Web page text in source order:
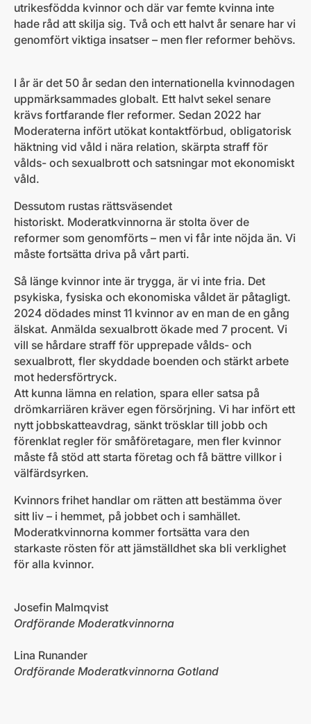
utrikesfödda kvinnor och där var femte kvinna inte
hade råd att skilja sig. Två och ett halvt år senare har vi
genomfört viktiga insatser – men fler reformer behövs.
I år är det 50 år sedan den internationella kvinnodagen
uppmärksammades globalt. Ett halvt sekel senare
krävs fortfarande fler reformer. Sedan 2022 har
Moderaterna infört utökat kontaktförbud, obligatorisk
häktning vid våld i nära relation, skärpta straff för
vålds- och sexualbrott och satsningar mot ekonomiskt
våld.
Dessutom rustas rättsväsendet
historiskt. Moderatkvinnorna är stolta över de
reformer som genomförts – men vi får inte nöjda än. Vi
måste fortsätta driva på vårt parti.
Så länge kvinnor inte är trygga, är vi inte fria. Det
psykiska, fysiska och ekonomiska våldet är påtagligt.
2024 dödades minst 11 kvinnor av en man de en gång
älskat. Anmälda sexualbrott ökade med 7 procent. Vi
vill se hårdare straff för upprepade vålds- och
sexualbrott, fler skyddade boenden och stärkt arbete
mot hedersförtryck.
Att kunna lämna en relation, spara eller satsa på
drömkarriären kräver egen försörjning. Vi har infört ett
nytt jobbskatteavdrag, sänkt trösklar till jobb och
förenklat regler för småföretagare, men fler kvinnor
måste få stöd att starta företag och få bättre villkor i
välfärdsyrken.
Kvinnors frihet handlar om rätten att bestämma över
sitt liv – i hemmet, på jobbet och i samhället.
Moderatkvinnorna kommer fortsätta vara den
starkaste rösten för att jämställdhet ska bli verklighet
för alla kvinnor.
Josefin Malmqvist
Ordförande Moderatkvinnorna
Lina Runander
Ordförande Moderatkvinnorna Gotland